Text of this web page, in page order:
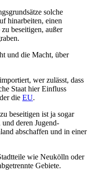
solche
hinarbeiten, einen
beseitigen, außer
und die Macht, über
importiert, wer zulässt, dass
Staat hier Einfluss
die EU.
beseitigen ist ja sogar
und deren Jugend­
abschaffen und in einer
wie Neukölln oder
Gebiete.